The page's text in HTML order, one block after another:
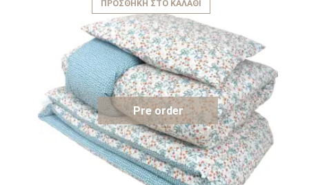
ΠΡΟΣΘΉΚΗ ΣΤΟ ΚΑΛΆΘΙ
Pre order